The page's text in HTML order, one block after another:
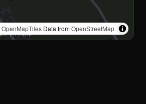
Data fromOpenStreetMap